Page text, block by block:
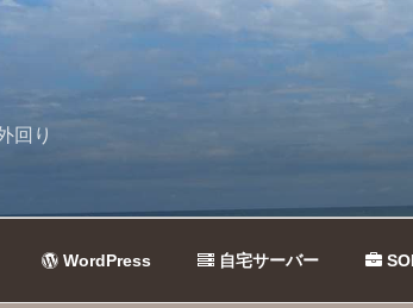
回り
WordPress 自宅サーバー